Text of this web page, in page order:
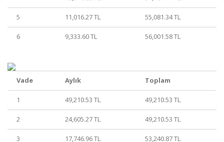
5 11,016.27 TL 55,081.34 TL
6 9,333.60 TL 56,001.58 TL
Vade Aylık Toplam
1 49,210.53 TL 49,210.53 TL
2 24,605.27 TL 49,210.53 TL
3 17,746.96 TL 53,240.87 TL